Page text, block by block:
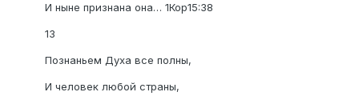
И ныне признана она… 1Кор15:38
13
Познаньем Духа все полны,
И человек любой страны,